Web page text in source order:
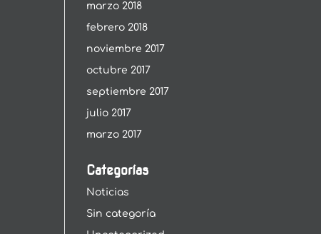
marzo 2018
febrero 2018
noviembre 2017
octubre 2017
septiembre 2017
julio 2017
marzo 2017
Categorías
Noticias
Sin categoría